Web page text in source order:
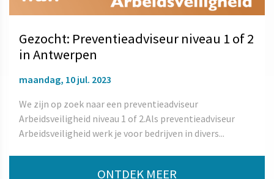
Gezocht: Preventieadviseur niveau 1 of 2
in Antwerpen
maandag, 10 jul. 2023
We zijn op zoek naar een preventieadviseur
Arbeidsveiligheid niveau 1 of 2.Als preventieadviseur
Arbeidsveiligheid werk je voor bedrijven in divers...
ONTDEK MEER